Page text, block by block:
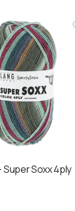
Super Soxx 4ply